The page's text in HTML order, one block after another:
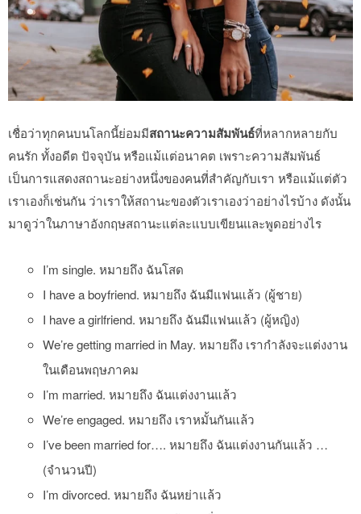
เชื่อว่าทุกคนบนโลกนี้ย่อมมีสถานะความสัมพันธ์ที่หลากหลายกับ
คนรัก ทั้งอดีต ปัจจุบัน หรือแม้แต่อนาคต เพราะความสัมพันธ์
เป็นการแสดงสถานะอย่างหนึ่งของคนที่สำคัญกับเรา หรือแม้แต่ตัว
เราเองก็เช่นกัน ว่าเราให้สถานะของตัวเราเองว่าอย่างไรบ้าง ดังนั้น
มาดูว่าในภาษาอังกฤษสถานะแต่ละแบบเขียนและพูดอย่างไร
I’m single. หมายถึง ฉันโสด
I have a boyfriend. หมายถึง ฉันมีแฟนแล้ว (ผู้ชาย)
I have a girlfriend. หมายถึง ฉันมีแฟนแล้ว (ผู้หญิง)
We’re getting married in May. หมายถึง เรากำลังจะแต่งงาน
ในเดือนพฤษภาคม
I’m married. หมายถึง ฉันแต่งงานแล้ว
We’re engaged. หมายถึง เราหมั้นกันแล้ว
I’ve been married for…. หมายถึง ฉันแต่งงานกันแล้ว …
(จำนวนปี)
I’m divorced. หมายถึง ฉันหย่าแล้ว